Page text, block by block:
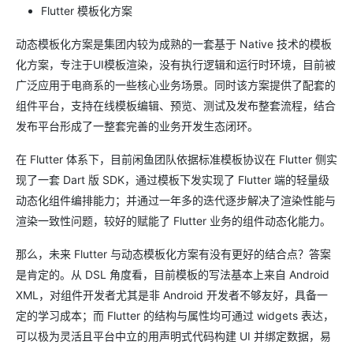
Flutter 模板化方案
动态模板化方案是集团内较为成熟的一套基于 Native 技术的模板
化方案，专注于UI模板渲染，没有执行逻辑和运行时环境，目前被
广泛应用于电商系的一些核心业务场景。同时该方案提供了配套的
组件平台，支持在线模板编辑、预览、测试及发布整套流程，结合
发布平台形成了一整套完善的业务开发生态闭环。
在 Flutter 体系下，目前闲鱼团队依据标准模板协议在 Flutter 侧实
现了一套 Dart 版 SDK，通过模板下发实现了 Flutter 端的轻量级
动态化组件编排能力；并通过一年多的迭代逐步解决了渲染性能与
渲染一致性问题，较好的赋能了 Flutter 业务的组件动态化能力。
那么，未来 Flutter 与动态模板化方案有没有更好的结合点？答案
是肯定的。从 DSL 角度看，目前模板的写法基本上来自 Android
XML，对组件开发者尤其是非 Android 开发者不够友好，具备一
定的学习成本；而 Flutter 的结构与属性均可通过 widgets 表达，
可以极为灵活且平台中立的用声明式代码构建 UI 并绑定数据，易